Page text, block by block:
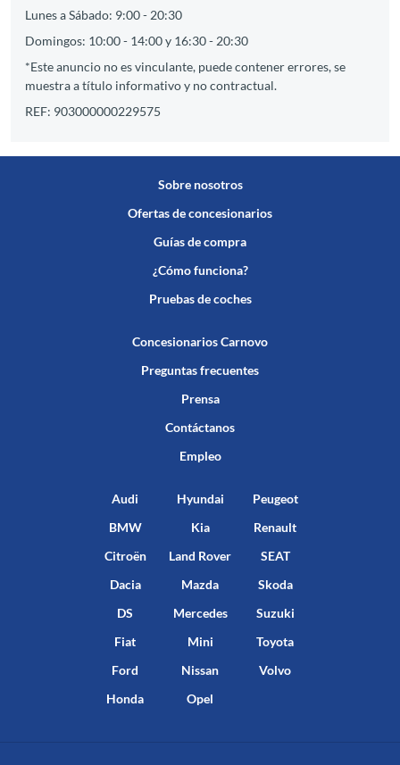
Lunes a Sábado: 9:00 - 20:30
Domingos: 10:00 - 14:00 y 16:30 - 20:30
*Este anuncio no es vinculante, puede contener errores, se
muestra a título informativo y no contractual.
REF: 903000000229575
Sobre nosotros
Ofertas de concesionarios
Guías de compra
¿Cómo funciona?
Pruebas de coches
Concesionarios Carnovo
Preguntas frecuentes
Prensa
Contáctanos
Empleo
Audi
BMW
Citroën
Dacia
DS
Fiat
Ford
Honda
Hyundai
Kia
Land Rover
Mazda
Mercedes
Mini
Nissan
Opel
Peugeot
Renault
SEAT
Skoda
Suzuki
Toyota
Volvo